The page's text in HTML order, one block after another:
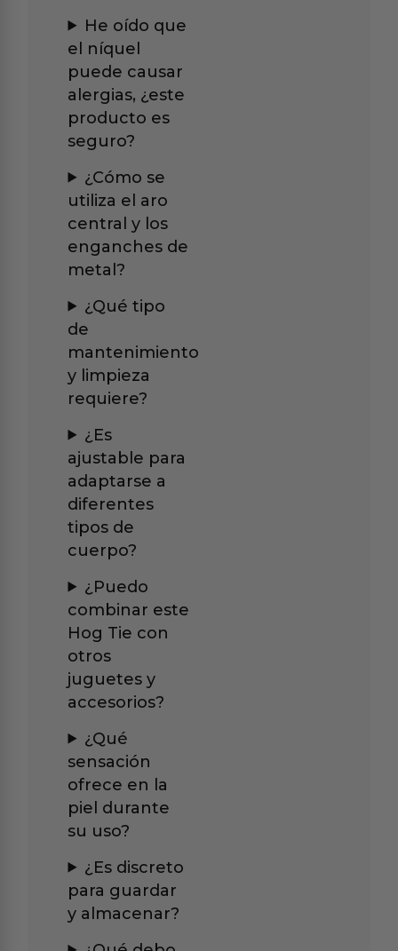
He oído que
el níquel
puede causar
alergias, ¿este
producto es
seguro?
¿Cómo se
utiliza el aro
central y los
enganches de
metal?
¿Qué tipo
de
mantenimiento
y limpieza
requiere?
¿Es
ajustable para
adaptarse a
diferentes
tipos de
cuerpo?
¿Puedo
combinar este
Hog Tie con
otros
juguetes y
accesorios?
¿Qué
sensación
ofrece en la
piel durante
su uso?
¿Es discreto
para guardar
y almacenar?